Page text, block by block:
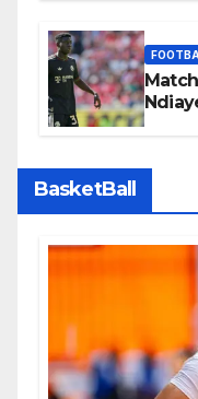
BasketBall